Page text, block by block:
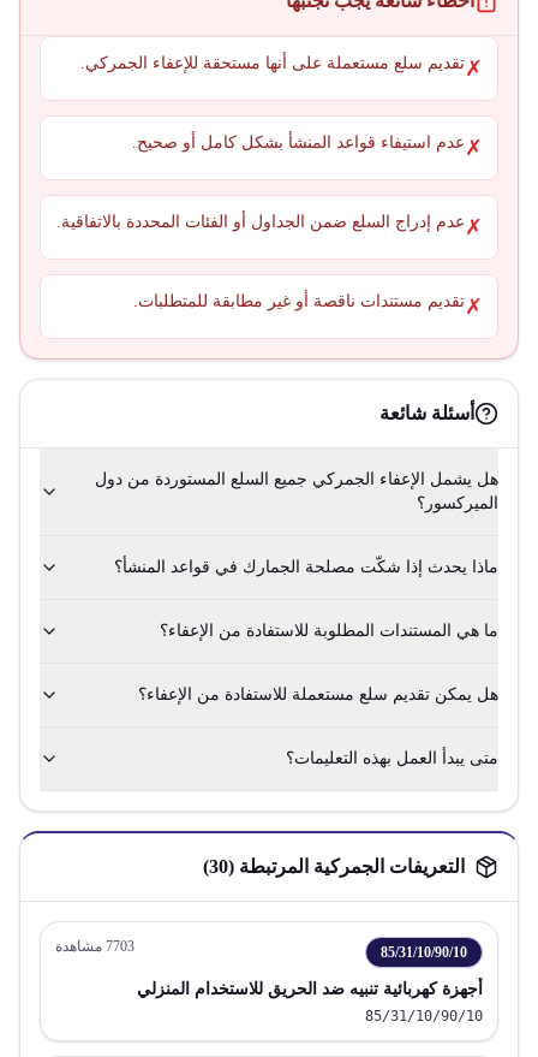
✗تقديم سلع مستعملة على أنها مستحقة للإعفاء الجمركي.
✗ عدم استيفاء قواعد المنشأ بشكل كامل أو صحيح.
✗ عدم إدراج السلع ضمن الجداول أو الفئات المحددة بالاتفاقية.
✗تقديم مستندات ناقصة أو غير مطابقة للمتطلبات.
أسئلة شائعة
هل يشمل الإعفاء الجمركي جميع السلع المستوردة من دول
الميركسور؟
ماذا يحدث إذا شكّت مصلحة الجمارك في قواعد المنشأ؟
ما هي المستندات المطلوبة للاستفادة من الإعفاء؟
هل يمكن تقديم سلع مستعملة للاستفادة من الإعفاء؟
متى يبدأ العمل بهذه التعليمات؟
التعريفات الجمركية المرتبطة (30
)
85/31/10/90/10
7703 مشاهدة
أجهزة كهربائية تنبيه ضد الحريق للاستخدام المنزلي
85/31/10/90/10